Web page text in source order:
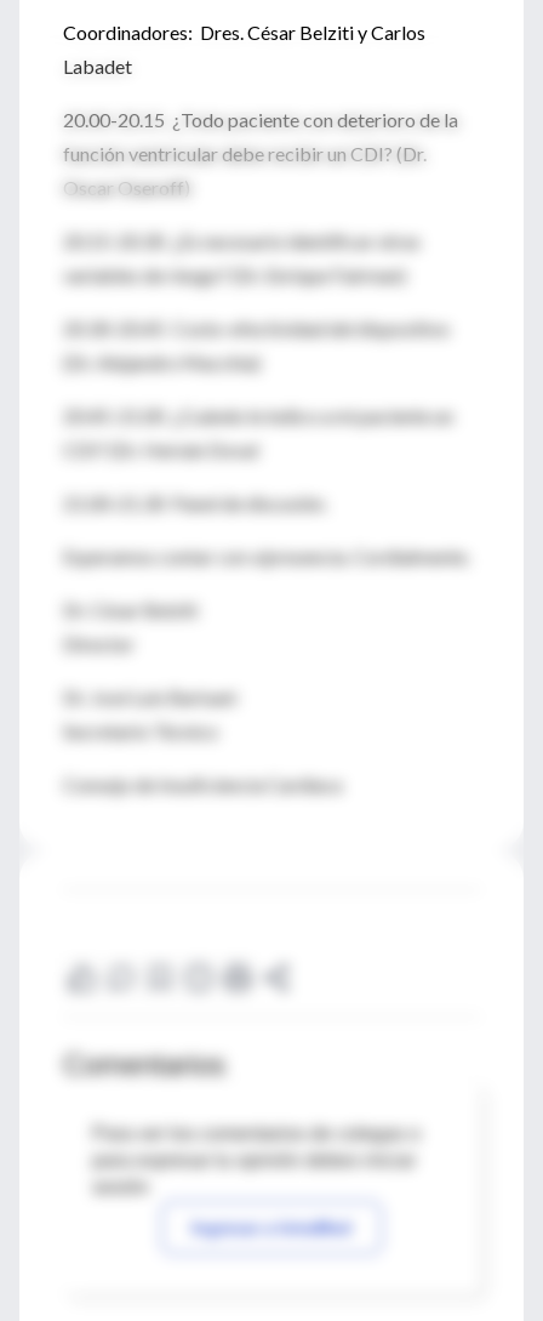
Coordinadores: Dres. César Belziti y Carlos
Labadet
20.00-20.15 ¿Todo paciente con deterioro de la
función ventricular debe recibir un CDI? (Dr.
Oscar Oseroff)
20.15-20.30 ¿Es necesario identificar otras
variables de riesgo? (Dr. Enrique Fairman)
20.30-20.45 Costo-efectividad del dispositivo
(Dr. Alejandro Macchia)
20.45-21.00 ¿Cuándo le indico a mi paciente un
CDI? (Dr. Hernán Doval
21.00-21.30 Panel de discusión.
Esperamos contar con v/presencia. Cordialmente.
Dr. César Belziti
Director
Dr. José Luis Barisani
Secretario Técnico
Consejo de Insuficiencia Cardíaca
Comentarios
Para ver los comentarios de colegas o
Ingresar a IntraMed